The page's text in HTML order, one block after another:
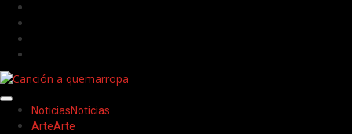
Saltar
contenido
Menú
principal
NoticiasNoticias
ArteArte